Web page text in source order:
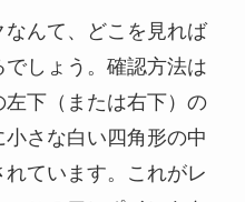
なんて、どこを見れば
しょう。確認方法は
下（または右下）の
さな白い四角形の中
ています。これがレ